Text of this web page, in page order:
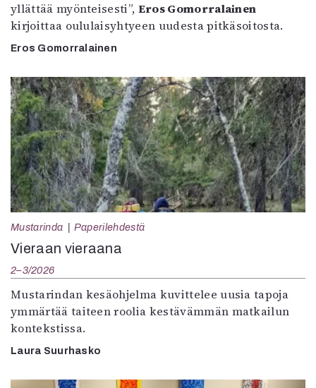
yllättää myönteisesti”, Eros Gomorralainen
kirjoittaa oululaisyhtyeen uudesta pitkäsoitosta.
Eros Gomorralainen
Mustarinda Paperilehdestä
Vieraan vieraana
2–3/2026
Mustarindan kesäohjelma kuvittelee uusia tapoja
ymmärtää taiteen roolia kestävämmän matkailun
kontekstissa.
Laura Suurhasko